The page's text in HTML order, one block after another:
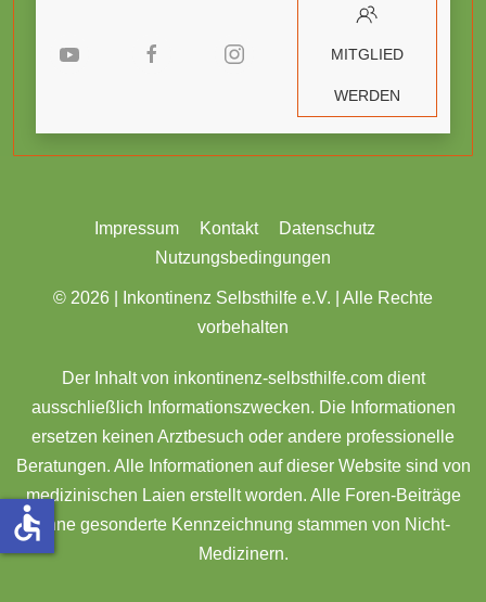
MITGLIED
WERDEN
Impressum Kontakt
Datenschutz
Nutzungsbedingungen
© 2026 |
Inkontinenz Selbsthilfe e.V. | Alle Rechte
vorbehalten
Der Inhalt von inkontinenz-selbsthilfe.com dient
ausschließlich Informationszwecken. Die Informationen
ersetzen keinen Arztbesuch oder andere professionelle
Beratungen. Alle Informationen auf dieser Website sind von
medizinischen Laien erstellt worden. Alle Foren-Beiträge
ohne gesonderte Kennzeichnung stammen von Nicht-
Medizinern.
accessible